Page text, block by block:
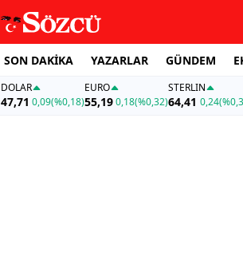
SON DAKİKA YAZARLAR GÜNDEM
DOLAR
47,71 0,09(%0,18)
EURO
55,19 0,18(%0,32)
STERLIN
64,41 0,24